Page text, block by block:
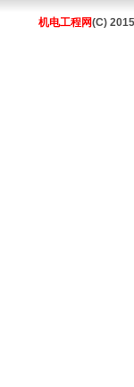
机电工程网(C)